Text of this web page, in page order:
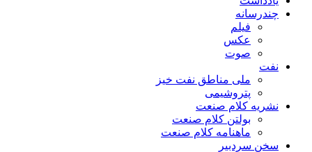
چندرسانه
فیلم
عکس
صوت
نفت
ملی مناطق نفت خیز
پتروشیمی
نشریه کلام صنعت
بولتن کلام صنعت
ماهنامه کلام صنعت
سخن سردبیر